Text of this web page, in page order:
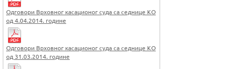
Одговори Врховног касационог суда са седнице КО
од 4.04.2014. године
Одговори Врховног касационог суда са седнице КО
од 31.03.2014. године